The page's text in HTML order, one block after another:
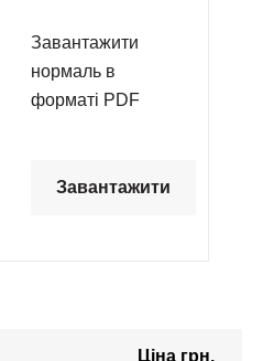
Завантажити
нормаль в
форматі PDF
Завантажити
Ціна грн,